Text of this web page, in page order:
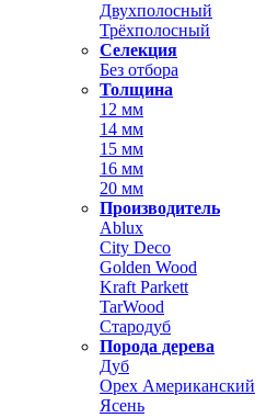
Двухполосный
Трёхполосный
Селекция
Без отбора
Толщина
12 мм
14 мм
15 мм
16 мм
20 мм
Производитель
Ablux
City Deco
Golden Wood
Kraft Parkett
TarWood
Стародуб
Порода дерева
Дуб
Орех Американский
Ясень